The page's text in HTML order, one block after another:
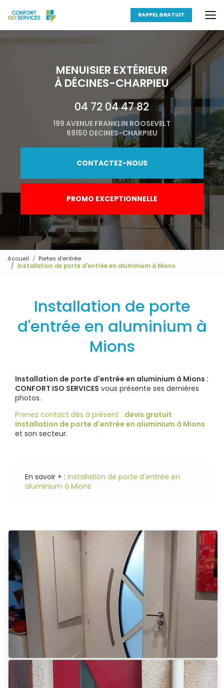
au
principal
RAPPEL GRATUIT
MENUISIER EXTÉRIEUR
À DÉCINES-CHARPIEU
04 72 04 47 82
199 AVENUE FRANKLIN ROOSEVELT
69150 DECINES-CHARPIEU
CONTACTEZ-NOUS
PROMO EXCEPTIONNELLE
Accueil
Portes d’entrée
Installation de porte d'entrée en aluminium à Mions
Installation de porte
d'entrée en aluminium à
Mions
Installation de porte d'entrée en aluminium à Mions :
CONFORT ISO SERVICES vous présente ses dernières
photos.
Prenez contact dès à présent : devis gratuit
installation de porte d'entrée en aluminium à Mions
et son secteur.
En savoir + : Installation de porte d'entrée en
aluminium à Mions